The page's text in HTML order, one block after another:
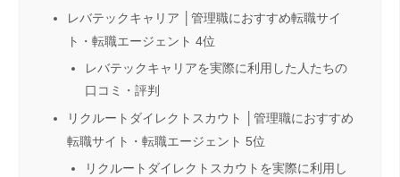
レバテックキャリア │管理職におすすめ転職サイ
ト・転職エージェント 4位
レバテックキャリアを実際に利用した人たちの
口コミ・評判
リクルートダイレクトスカウト │管理職におすすめ
転職サイト・転職エージェント 5位
リクルートダイレクトスカウトを実際に利用し